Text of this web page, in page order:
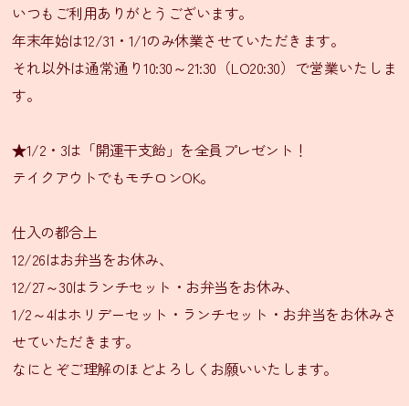
メ
ニ
ュ
ー
イ
ク
ト
メ
ニ
ー
会
いつもご利用ありがとうございます。
年末年始は12/31・1/1のみ休業させていただきます。
それ以外は通常通り10:30～21:30（LO20:30）で営業いたしま
す。
★1/2・3は「開運干支飴」を全員プレゼント！
テイクアウトでもモチロンOK。
仕入の都合上
12/26はお弁当をお休み、
12/27～30はランチセット・お弁当をお休み、
1/2～4はホリデーセット・ランチセット・お弁当をお休みさ
せていただきます。
なにとぞご理解のほどよろしくお願いいたします。